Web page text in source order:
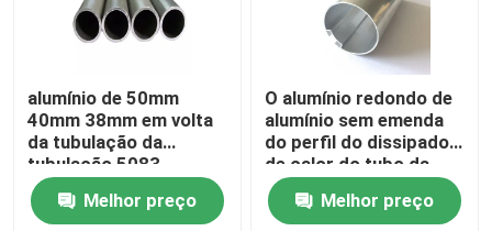
alumínio de 50mm
40mm 38mm em volta
da tubulação da
tubulação 5083
flanges T5 7075 T6
para a tubulação de
Melhor preço
O alumínio redondo de
alumínio sem emenda
do perfil do dissipador
de calor do tubo da
tubulação expulsou
25mm serrilhados
Melhor preço